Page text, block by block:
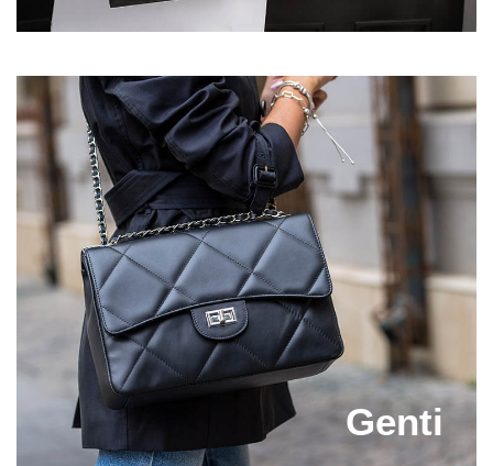
apartin unot branduri cunoscute, precum Ara, Epica,
Hispanitas, Marco Tozzi, Otter, S'Oliver sau Tamaris.
din piele si o vei purta multi ani la rand, fara ca
aceasta sa se deterioreze sau sa isi schimbe
aspectul.
Pe site-ul nostru vei gasi incaltaminte intr-o gama
variata de culori si stiluri, asa ca vei putea comanda
modelul care se asorteaza perfect cu tinuta pe care
urmeaza sa o porti. Prinde ofertele speciale de pe
Capricia.ro si comanda perechile tale favorite de
sandale dama elegante la un super pret! Investeste
doar in articole de incaltaminte de calitate premium
pentru a te bucura de un aspect impecabil si confort!
Genti